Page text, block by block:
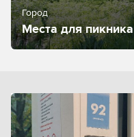
Город
Места для